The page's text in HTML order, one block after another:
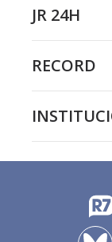
JR 24H
RECORD